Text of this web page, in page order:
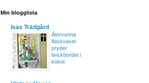
Min blogglista
Isas Trädgård
Återvunna
flaskvaser
pryder
brickbordet i
köket